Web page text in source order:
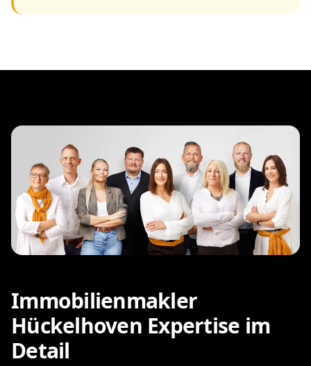
Immobilienmakler
Hückelhoven Expertise im
Detail